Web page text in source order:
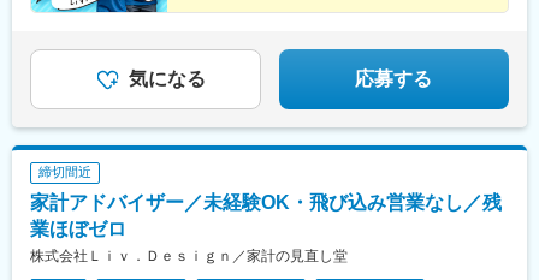
一方的な転勤指示はございません必ず本人と相談、合意の上での
対策：各拠点にあり
北松本駅、西一宮駅、四条駅(京都市営)、百舌鳥駅、新西大寺町筋
手に入れませんか」？
気になる 応募する
締切間近
家計アドバイザー／未経験OK・飛び込み営業なし／残
業ほぼゼロ
株式会社Ｌｉｖ．Ｄｅｓｉｇｎ／家計の見直し堂